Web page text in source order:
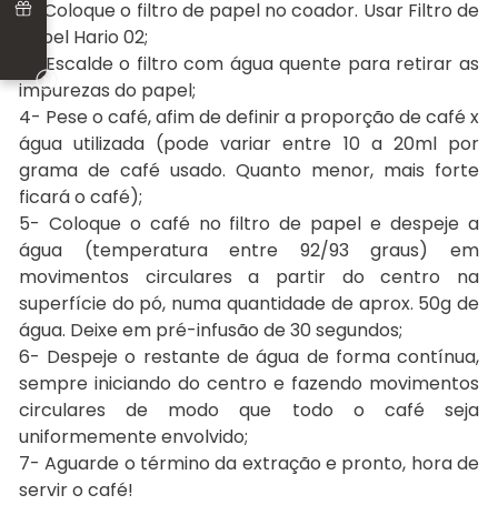
2- Coloque o filtro de papel no coador. Usar Filtro de
Papel Hario 02;
3- Escalde o filtro com água quente para retirar as
impurezas do papel;
4- Pese o café, afim de definir a proporção de café x
água utilizada (pode variar entre 10 a 20ml por
grama de café usado. Quanto menor, mais forte
ficará o café);
5- Coloque o café no filtro de papel e despeje a
água (temperatura entre 92/93 graus) em
movimentos circulares a partir do centro na
superfície do pó, numa quantidade de aprox. 50g de
água. Deixe em pré-infusão de 30 segundos;
6- Despeje o restante de água de forma contínua,
sempre iniciando do centro e fazendo movimentos
circulares de modo que todo o café seja
uniformemente envolvido;
7- Aguarde o término da extração e pronto, hora de
servir o café!